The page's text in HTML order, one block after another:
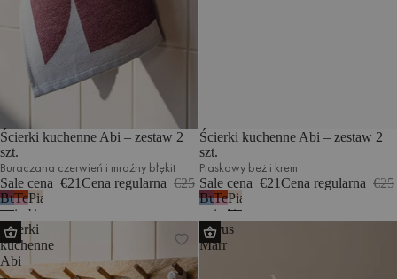
Ścierki kuchenne Abi – zestaw 2
szt.
Buraczana czerwień i mroźny błękit
Sale cena €21Cena regularna €25
Buraczana
czerwień
mroźny
błękit
Terakota
i
jasny
róż
Piaskowy
beż
i
krem
Ścierki kuchenne Abi – zestaw 2
szt.
Piaskowy beż i krem
Sale cena €21Cena regularna €25
Buraczana
czerwień
mroźny
Terakota
i
jasny
róż
Piaskowy
beż
i
Ścierki
kuchenne
Abi
Obrus
Marr